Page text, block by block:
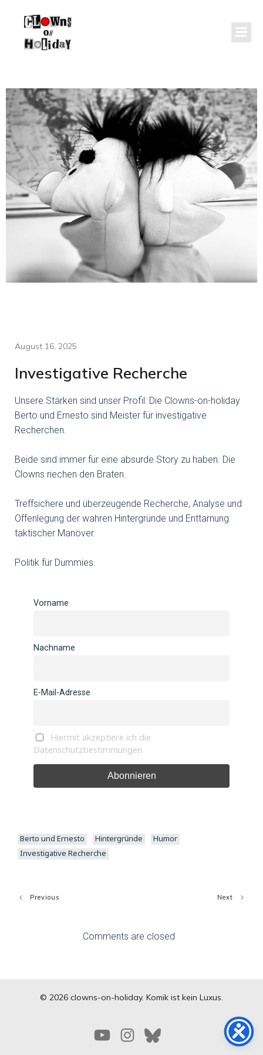
August 16, 2025
Investigative Recherche
Unsere Stärken sind unser Profil: Die Clowns-on-holiday
Berto und Ernesto sind Meister für investigative
Recherchen.
Beide sind immer für eine absurde Story zu haben. Die
Clowns riechen den Braten.
Treffsichere und überzeugende Recherche, Analyse und
Offenlegung der wahren Hintergründe und Enttarnung
taktischer Manöver.
Politik für Dummies.
Vorname
Nachname
E-Mail-Adresse
Hiermit akzeptiere ich die
Datenschutzbestimmungen
Berto und Ernesto Hintergründe
Humor
Investigative Recherche
Previous Next
Comments are closed
© 2026 clowns-on-holiday. Komik ist kein Luxus.